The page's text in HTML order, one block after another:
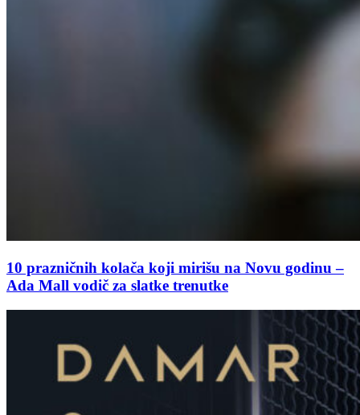
10 prazničnih kolača koji mirišu na Novu godinu –
Ada Mall vodič za slatke trenutke